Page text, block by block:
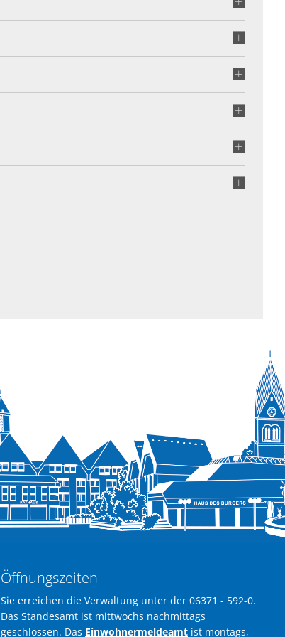
Öffnungszeiten
Sie erreichen die Verwaltung unter der 06371 - 592-0.
Das Standesamt ist mittwochs nachmittags
geschlossen. Das Einwohnermeldeamt ist montags,